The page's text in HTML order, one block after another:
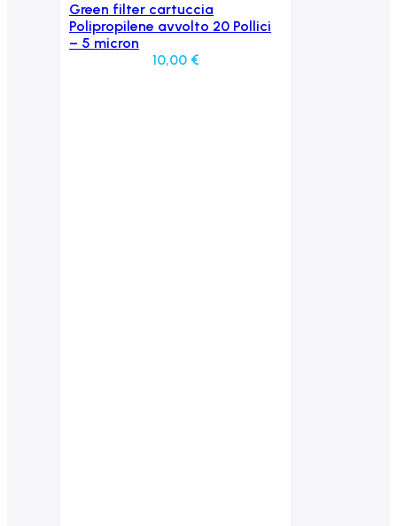
Aggiungi al carrello
Green filter cartuccia
Polipropilene avvolto 20 Pollici
– 5 micron
10,00 €